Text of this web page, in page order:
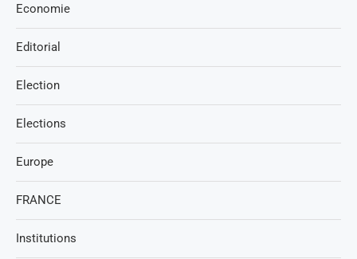
Economie
Editorial
Election
Elections
Europe
FRANCE
Institutions